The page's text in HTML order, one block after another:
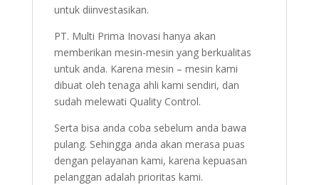
untuk diinvestasikan.
PT. Multi Prima Inovasi hanya akan
memberikan mesin-mesin yang berkualitas
untuk anda. Karena mesin – mesin kami
dibuat oleh tenaga ahli kami sendiri, dan
sudah melewati Quality Control.
Serta bisa anda coba sebelum anda bawa
pulang. Sehingga anda akan merasa puas
dengan pelayanan kami, karena kepuasan
pelanggan adalah prioritas kami.